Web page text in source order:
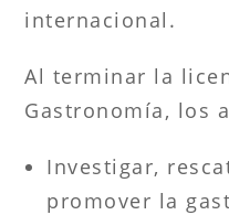
internacional.
Al terminar la
Gastronomía, los
Investigar,
promover la